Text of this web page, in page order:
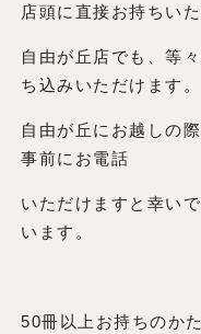
店頭に直接お持ちい
自由が丘店でも、等
ち込みいただけます。
自由が丘にお越しの
事前にお電話
いただけますと幸い
います。
50冊以上お持ちのか